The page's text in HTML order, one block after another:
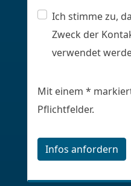
Ich stimme zu,
Zweck der
verwendet
Mit einem *
Pflichtfelder.
Infos anfordern